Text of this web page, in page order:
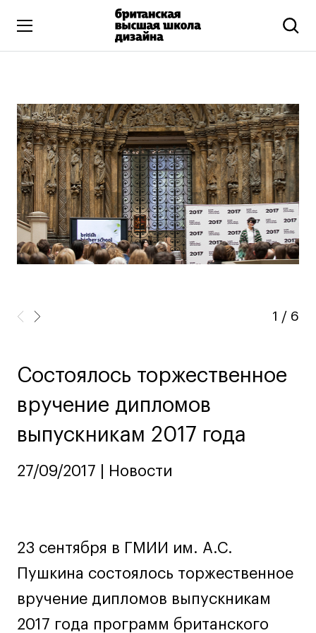
Искусство и дизайн
Подготовительные курсы
Бизнес и маркетинг
Все программы
Дополнительное образование
Коммуникационный и цифровой дизайн
Иллюстрация
Фотография и видео
Дизайн и декорирование интерьера
Бизнес и маркетинг
развитие
Все программы
Онлайн-программы
1 / 6
Состоялось торжественное
вручение дипломов
выпускникам 2017 года
27/09/2017 | Новости
23 сентября в ГМИИ им. А.С.
Пушкина состоялось торжественное
вручение дипломов выпускникам
2017 года программ британского